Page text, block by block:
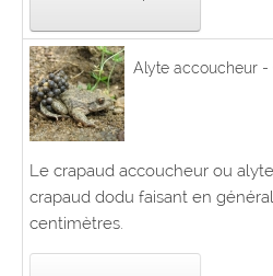
Alyte accoucheur
Le crapaud accoucheur ou
crapaud dodu faisant en
centimètres.